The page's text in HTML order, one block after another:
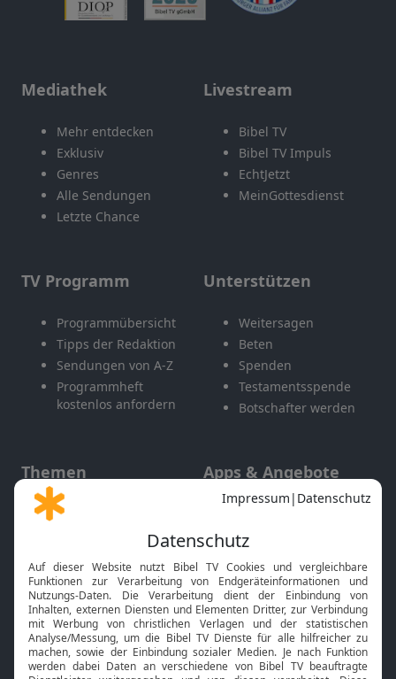
Mediathek
Mehr entdecken
Exklusiv
Genres
Alle Sendungen
Letzte Chance
Livestream
Bibel TV
Bibel TV Impuls
EchtJetzt
MeinGottesdienst
TV Programm
Programmübersicht
Tipps der Redaktion
Sendungen von A-Z
Programmheft
kostenlos anfordern
Unterstützen
Weitersagen
Beten
Spenden
Testamentsspende
Botschafter werden
Themen
Gott und Bibel erklärt
Neuigkeiten
Apps & Angebote
Mobile App
Smart TV
HbbTV
Bibelthek Online-Bibel
Nächster Gottesdienst